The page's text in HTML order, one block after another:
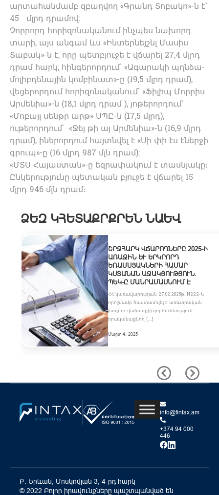
արտահանմամբ զբաղվող «Գրանդ Տոբակո»-ն է՝
45 մլրդ դրամով:
Չորրորդ հորիզոնականում ինչպես նախորդ
տարի, այս անգամ ևս «Ինտերնեյշնլ Մասիս
Տաբակ»-ն է, որը պետբյուջե է վճարել 27,4 մլրդ
դրամ հարկ, հինգերորդում՝ «Ագարակի պղնձա-
մոլիբդենային կոմբինատ»-ը (19,5 մլրդ դրամ),
վեցերորդում հորիզոնականում՝ «Ֆիլիպ Մորրիս
Արմենիա»-ն (18,1 մլրդ դրամ ), յոթերորդում՝
«Մոբայլ սենթր արթ» ՍՊԸ-ն (17,5 մլրդ),
ութերորդում՝ «Ջեյ թի այ Արմենիա»-ն (16,9 մլրդ
դրամ), իներորդում հայտնվել է «Սի փի էս էներջի
գրուպ»-ը (16 մլրդ 987 մլն դրամ):
«ՄՏՍ Հայաստան»-ը եզրափակում է տասնյակը։
Ընկերությունը պետական բյուջե է վճարել 15
մլրդ 946 մլն դրամ։
ՁԵԶ ԿՀԵՏԱՔՐՔՐԵՆ ՆԱԵՎ
ՇՐՋՀԱՐԿ ՎՃԱՐՈՂՆԵՐԸ 2025-Ի
ԱՌԱՋԻՆ ԵՒ ԵՐԿՐՈՐԴ Ե
ՌԱՄՍՅԱԿՆԵՐԻ ՀԱՄԱՐ Կ
ՍՏԱՆԱՆ ԱՋԱԿՑՈՒԹՅՈՒՆ. Պ
ԵԿ-Ը ՄԱՆՐԱՄԱՍՆՈՒՄ Է
ՀՀ կառավարության 27.02.2025թ. N222-Ն
որոշմամբ հաստատվել է առևտրական
(առք ու վաճառքի) գործունեություն
իրականացնող […]
Մարտ 4, 2025
info@fintax.am
+374 94 000
446
Ք. Երևան, Մոսկովյան 3, 4-րդ հարկ
© 2022 Բոլոր իրավունքները պաշտպանված են